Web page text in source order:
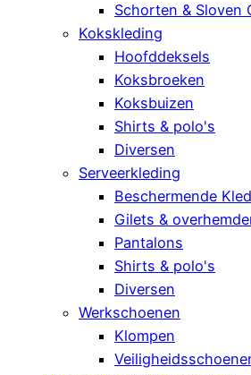
Schorten & Sloven
Kokskleding
Hoofddeksels
Koksbroeken
Koksbuizen
Shirts & polo's
Diversen
Serveerkleding
Beschermende
Gilets &
Pantalons
Shirts & polo's
Diversen
Werkschoenen
Klompen